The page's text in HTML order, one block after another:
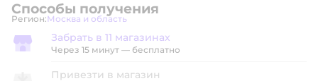
Способы получения
Регион: Выбор адреса доставки.
Москва и область
Забрать в магазине
Забрать в 11 магазинах
Через 15 минут — бесплатно
Привезти в магазин